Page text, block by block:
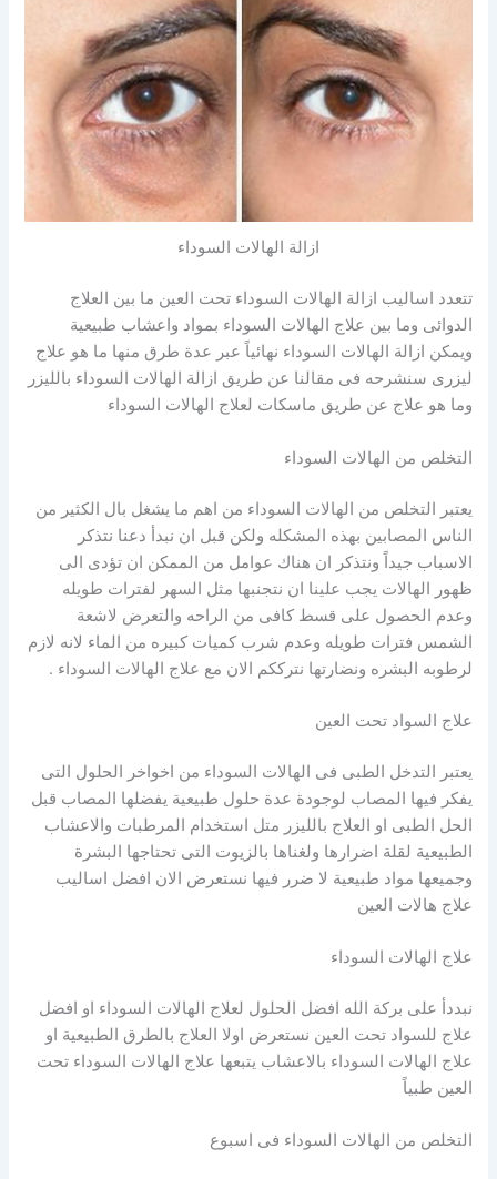
ازالة الهالات السوداء
تتعدد اساليب ازالة الهالات السوداء تحت العين ما بين العلاج
الدوائى وما بين علاج الهالات السوداء بمواد واعشاب طبيعية
ويمكن ازالة الهالات السوداء نهائياً عبر عدة طرق منها ما هو علاج
ليزرى سنشرحه فى مقالنا عن طريق ازالة الهالات السوداء بالليزر
وما هو علاج عن طريق ماسكات لعلاج الهالات السوداء
التخلص من الهالات السوداء
يعتبر التخلص من الهالات السوداء من اهم ما يشغل بال الكثير من
الناس المصابين بهذه المشكله ولكن قبل ان نبدأ دعنا نتذكر
الاسباب جيداً ونتذكر ان هناك عوامل من الممكن ان تؤدى الى
ظهور الهالات يجب علينا ان نتجنبها مثل السهر لفترات طويله
وعدم الحصول على قسط كافى من الراحه والتعرض لاشعة
الشمس فترات طويله وعدم شرب كميات كبيره من الماء لانه لازم
لرطوبه البشره ونضارتها نترككم الان مع علاج الهالات السوداء .
علاج السواد تحت العين
يعتبر التدخل الطبى فى الهالات السوداء من اخواخر الحلول التى
يفكر فيها المصاب لوجودة عدة حلول طبيعية يفضلها المصاب قبل
الحل الطبى او العلاج بالليزر متل استخدام المرطبات والاعشاب
الطبيعية لقلة اضرارها ولغناها بالزيوت التى تحتاجها البشرة
وجميعها مواد طبيعية لا ضرر فيها نستعرض الان افضل اساليب
علاج هالات العين
علاج الهالات السوداء
نبددأ على بركة الله افضل الحلول لعلاج الهالات السوداء او افضل
علاج للسواد تحت العين نستعرض اولا العلاج بالطرق الطبيعية او
علاج الهالات السوداء بالاعشاب يتبعها علاج الهالات السوداء تحت
العين طبياً
التخلص من الهالات السوداء فى اسبوع